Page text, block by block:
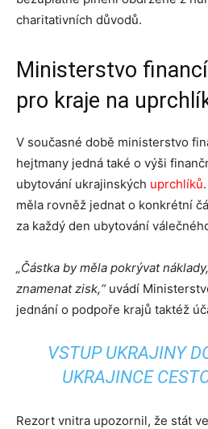
charitativních důvodů.
Ministerstvo
pro kraje na
V současné době ministerstvo
hejtmany jedná také o výši
ubytování ukrajinských uprchlíků
měla rovněž jednat o konkrétní
za každý den ubytování
„Částka by měla pokrývat
znamenat zisk,“ uvádí
jednání o podpoře krajů taktéž
VSTUP UKRAJINY
UKRAJINCE
Rezort vnitra upozornil, že stát